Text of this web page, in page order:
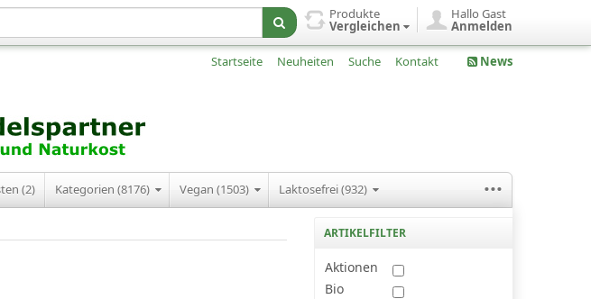
Hallo Gast
Anmelden
Produkte
Vergleichen
Startseite Neuheiten Suche Kontakt News
(2) Kategorien (8176) Vegan (1503) Laktosefrei (932) ...
ARTIKELFILTER
Aktionen
Bio